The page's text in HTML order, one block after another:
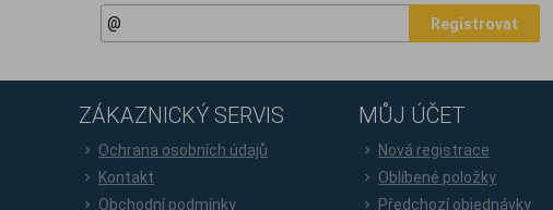
Registrovat
ZÁKAZNICKÝ SERVIS
Ochrana osobních údajů
Kontakt
Obchodní podmínky
MŮJ ÚČET
Nová registrace
Oblíbené položky
Předchozí objednávky